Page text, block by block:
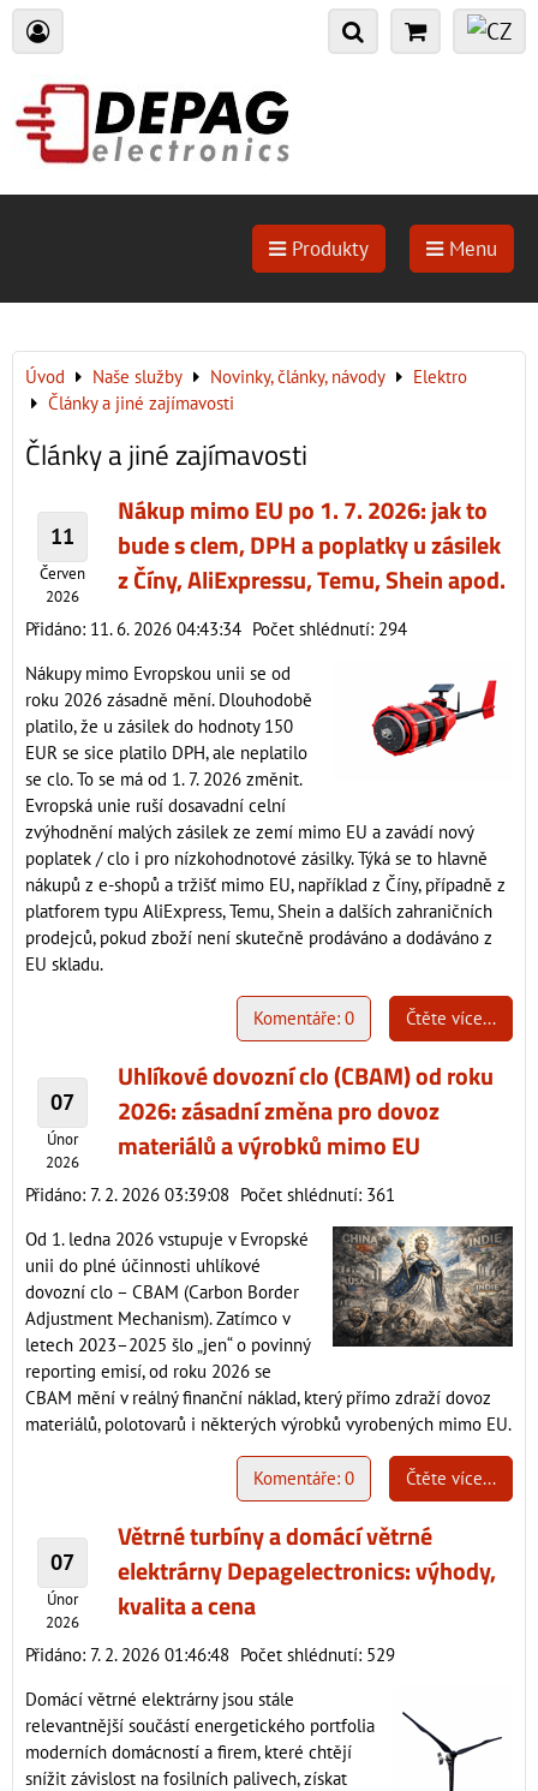
Produkty Menu
Úvod Naše služby Novinky, články, návody
Elektro
Články a jiné zajímavosti
Články a jiné zajímavosti
11
Červen
2026
Nákup mimo EU po 1. 7. 2026: jak to
bude s clem, DPH a poplatky u zásilek
z Číny, AliExpressu, Temu, Shein apod.
Přidáno: 11. 6. 2026 04:43:34 Počet shlédnutí: 294
Nákupy mimo Evropskou unii se od
roku 2026 zásadně mění. Dlouhodobě
platilo, že u zásilek do hodnoty 150
EUR se sice platilo DPH, ale neplatilo
se clo. To se má od 1. 7. 2026 změnit.
Evropská unie ruší dosavadní celní
zvýhodnění malých zásilek ze zemí mimo EU a zavádí nový
poplatek / clo i pro nízkohodnotové zásilky. Týká se to hlavně
nákupů z e-shopů a tržišť mimo EU, například z Číny, případně z
platforem typu AliExpress, Temu, Shein a dalších zahraničních
prodejců, pokud zboží není skutečně prodáváno a dodáváno z
EU skladu.
Čtěte více...
Komentáře: 0
07
Únor
2026
Uhlíkové dovozní clo (CBAM) od roku
2026: zásadní změna pro dovoz
materiálů a výrobků mimo EU
Přidáno: 7. 2. 2026 03:39:08 Počet shlédnutí: 361
Od 1. ledna 2026 vstupuje v Evropské
unii do plné účinnosti uhlíkové
dovozní clo – CBAM (Carbon Border
Adjustment Mechanism). Zatímco v
letech 2023–2025 šlo „jen“ o povinný
reporting emisí, od roku 2026 se
CBAM mění v reálný finanční náklad, který přímo zdraží dovoz
materiálů, polotovarů i některých výrobků vyrobených mimo EU.
Čtěte více...
Komentáře: 0
07
Únor
2026
Větrné turbíny a domácí větrné
elektrárny Depagelectronics: výhody,
kvalita a cena
Přidáno: 7. 2. 2026 01:46:48 Počet shlédnutí: 529
Domácí větrné elektrárny jsou stále
relevantnější součástí energetického portfolia
moderních domácností a firem, které chtějí
snížit závislost na fosilních palivech, získat